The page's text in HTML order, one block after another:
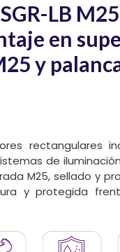
LB M25
en
y
rectangulares
de
M25, sellado y
y protegida